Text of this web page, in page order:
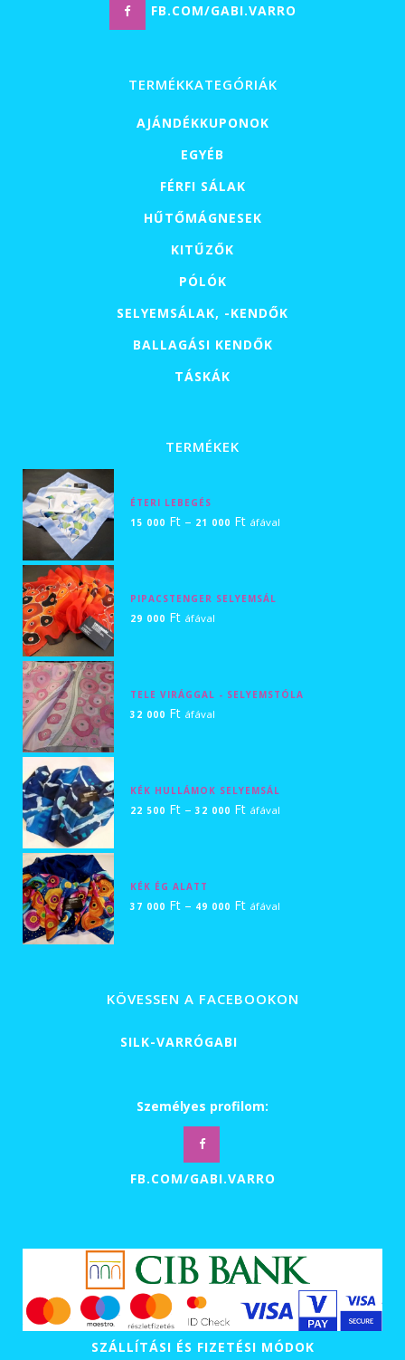
FB.COM/GABI.VARRO
TERMÉKKATEGÓRIÁK
AJÁNDÉKKUPONOK
EGYÉB
FÉRFI SÁLAK
HŰTŐMÁGNESEK
KITŰZŐK
PÓLÓK
SELYEMSÁLAK, -KENDŐK
BALLAGÁSI KENDŐK
TÁSKÁK
TERMÉKEK
ÉTERI LEBEGÉS
15 000 Ft – 21 000 FtÁrtartomány:
áfával
PIPACSTENGER SELYEMSÁL
29 000 Ft áfával
TELE VIRÁGGAL - SELYEMSTÓLA
32 000 Ft áfával
KÉK HULLÁMOK SELYEMSÁL
22 500 Ft – 32 000 FtÁrtartomány:
áfával
KÉK ÉG ALATT
37 000 Ft – 49 000 FtÁrtartomány:
49
áfával
KÖVESSEN A FACEBOOKON
SILK-VARRÓGABI
Személyes profilom:
FB.COM/GABI.VARRO
SZÁLLÍTÁSI ÉS FIZETÉSI MÓDOK